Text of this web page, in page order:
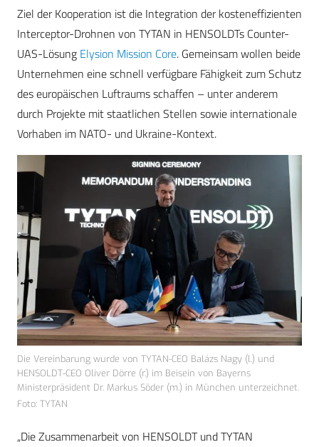
Ziel der Kooperation ist die Integration der kosteneffizienten
Interceptor-Drohnen von TYTAN in HENSOLDTs Counter-
UAS-Lösung Elysion Mission Core. Gemeinsam wollen beide
Unternehmen eine schnell verfügbare Fähigkeit zum Schutz
des europäischen Luftraums schaffen – unter anderem
durch Projekte mit staatlichen Stellen sowie internationale
Vorhaben im NATO- und Ukraine-Kontext.
Die Vereinbarung wurde von TYTAN-CEO Balázs Nagy (l.) und
HENSOLDT-CEO Oliver Dörre (r.) im Beisein von Bayerns
Ministerpräsident Dr. Markus Söder (m.) in München unterzeichnet.
Foto: TYTAN
„Die Zusammenarbeit von HENSOLDT und TYTAN